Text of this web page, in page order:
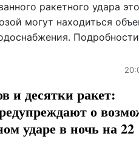
ракетного удара
могут находиться
и десятки ракет:
о
ударе в ночь на 22